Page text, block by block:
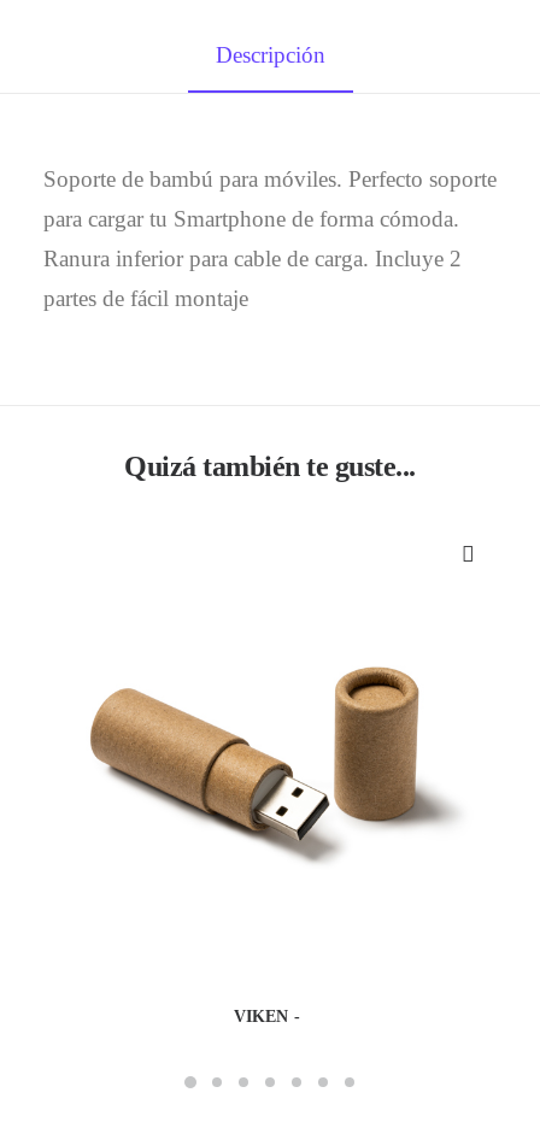
Descripción
Soporte de bambú para móviles. Perfecto soporte
para cargar tu Smartphone de forma cómoda.
Ranura inferior para cable de carga. Incluye 2
partes de fácil montaje
Quizá también te guste...
VIKEN